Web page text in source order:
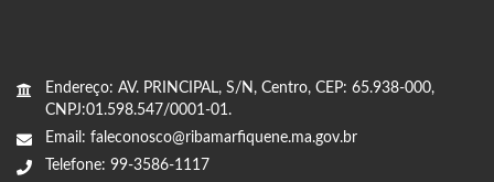
Endereço: AV. PRINCIPAL, S/N, Centro, CEP: 65.938-000,
CNPJ:01.598.547/0001-01.
Email: faleconosco@ribamarfiquene.ma.gov.br
Telefone: 99-3586-1117